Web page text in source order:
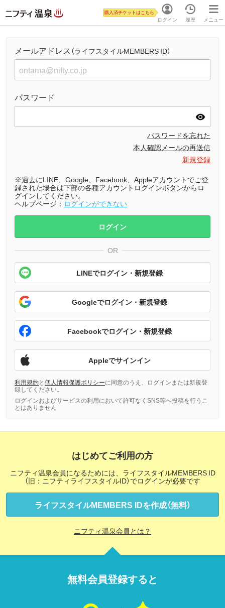
ログイン
購入済チケットはこちら
履歴 メニュー
メールアドレス （ライフスタイルMEMBERS ID）
パスワード
パスワードを忘れた
本人確認メールの再送信
新規登録
※過去にLINE、Google、Facebook、Appleアカウントでご登
録された場合は下部の各種アカウントログインボタンからロ
グインしてください。
ヘルプページ： ログインができない
ログイン
OR
LINEでログイン・新規登録
Googleでログイン・新規登録
Facebookでログイン・新規登録
Appleでサインイン
利用規約と個人情報保護ポリシーに同意のうえ、ログインまたは新規登
録してください。
ログインおよびサービスの利用において許可なくSNS等へ投稿を行うこ
とはありません
はじめてご利用の方
ニフティ温泉会員になるためには、ライフスタイルMEMBERS ID
（旧：ニフティライフスタイルID）でログインが必要です
ライフスタイルMEMBERS IDを作成（無料）
ニフティ温泉会員とは？
無料会員登録すると